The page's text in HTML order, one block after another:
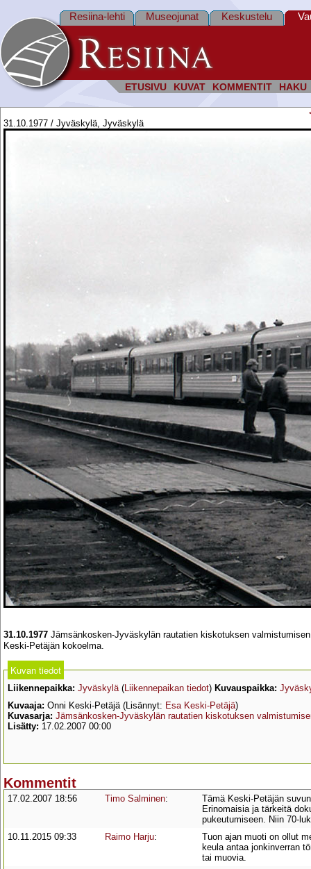
ETUSIVU KUVAT KOMMENTIT HAKU
Resiina-lehti Museojunat Keskustelu
31.10.1977 / Jyväskylä, Jyväskylä
31.10.1977 Jämsänkosken-Jyväskylän rautatien kiskotuksen
Keski-Petäjän kokoelma.
Kuvan tiedot
Liikennepaikka: Jyväskylä(Liikennepaikan tiedot) Kuvauspaikka:
Kuvaaja: Onni Keski-Petäjä (Lisännyt: Esa Keski-Petäjä)
Kuvasarja: Jämsänkosken-Jyväskylän rautatien kiskotuksen
Lisätty: 17.02.2007 00:00
Kommentit
17.02.2007 18:56 Timo Salminen:
Tämä Keski-Petäjän
Erinomaisia ja tärkeitä
pukeutumiseen. Niin 70-
10.11.2015 09:33
Raimo Harju:
Tuon ajan muoti on ollut
keula antaa jonkinverran
tai muovia.